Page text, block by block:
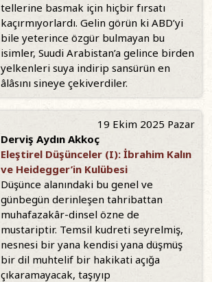
tellerine basmak için hiçbir fırsatı
kaçırmıyorlardı. Gelin görün ki ABD’yi
bile yeterince özgür bulmayan bu
isimler, Suudi Arabistan’a gelince birden
yelkenleri suya indirip sansürün en
âlâsını sineye çekiverdiler.
19 Ekim 2025 Pazar
Derviş Aydın Akkoç
Eleştirel Düşünceler (I): İbrahim Kalın
ve Heidegger’in Kulübesi
Düşünce alanındaki bu genel ve
günbegün derinleşen tahribattan
muhafazakâr-dinsel özne de
mustariptir. Temsil kudreti seyrelmiş,
nesnesi bir yana kendisi yana düşmüş
bir dil muhtelif bir hakikati açığa
çıkaramayacak, taşıyıp